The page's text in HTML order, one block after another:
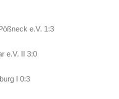
e.V. 1:3
e.V. II 3:0
I 0:3